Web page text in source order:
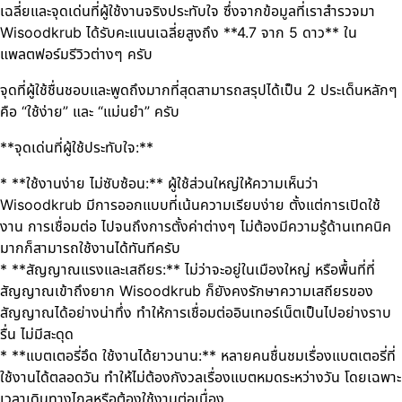
เฉลี่ยและจุดเด่นที่ผู้ใช้งานจริงประทับใจ ซึ่งจากข้อมูลที่เราสำรวจมา
Wisoodkrub ได้รับคะแนนเฉลี่ยสูงถึง **4.7 จาก 5 ดาว** ใน
แพลตฟอร์มรีวิวต่างๆ ครับ
จุดที่ผู้ใช้ชื่นชอบและพูดถึงมากที่สุดสามารถสรุปได้เป็น 2 ประเด็นหลักๆ
คือ “ใช้ง่าย” และ “แม่นยำ” ครับ
**จุดเด่นที่ผู้ใช้ประทับใจ:**
* **ใช้งานง่าย ไม่ซับซ้อน:** ผู้ใช้ส่วนใหญ่ให้ความเห็นว่า
Wisoodkrub มีการออกแบบที่เน้นความเรียบง่าย ตั้งแต่การเปิดใช้
งาน การเชื่อมต่อ ไปจนถึงการตั้งค่าต่างๆ ไม่ต้องมีความรู้ด้านเทคนิค
มากก็สามารถใช้งานได้ทันทีครับ
* **สัญญาณแรงและเสถียร:** ไม่ว่าจะอยู่ในเมืองใหญ่ หรือพื้นที่ที่
สัญญาณเข้าถึงยาก Wisoodkrub ก็ยังคงรักษาความเสถียรของ
สัญญาณได้อย่างน่าทึ่ง ทำให้การเชื่อมต่ออินเทอร์เน็ตเป็นไปอย่างราบ
รื่น ไม่มีสะดุด
* **แบตเตอรี่อึด ใช้งานได้ยาวนาน:** หลายคนชื่นชมเรื่องแบตเตอรี่ที่
ใช้งานได้ตลอดวัน ทำให้ไม่ต้องกังวลเรื่องแบตหมดระหว่างวัน โดยเฉพาะ
เวลาเดินทางไกลหรือต้องใช้งานต่อเนื่อง